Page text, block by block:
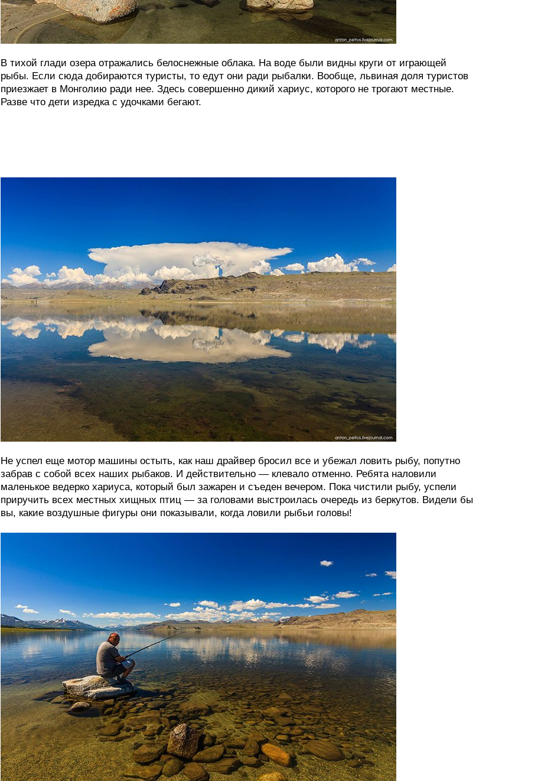
В тихой глади озера отражались белоснежные облака. На воде были видны круги от играющей
рыбы. Если сюда добираются туристы, то едут они ради рыбалки. Вообще, львиная доля туристов
приезжает в Монголию ради нее. Здесь совершенно дикий хариус, которого не трогают местные.
Разве что дети изредка с удочками бегают.
Не успел еще мотор машины остыть, как наш драйвер бросил все и убежал ловить рыбу, попутно
забрав с собой всех наших рыбаков. И действительно — клевало отменно. Ребята наловили
маленькое ведерко хариуса, который был зажарен и съеден вечером. Пока чистили рыбу, успели
приручить всех местных хищных птиц — за головами выстроилась очередь из беркутов. Видели бы
вы, какие воздушные фигуры они показывали, когда ловили рыбьи головы!